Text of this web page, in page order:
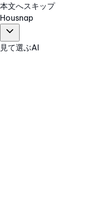
本文へスキップ
Housnap
見て選ぶAI